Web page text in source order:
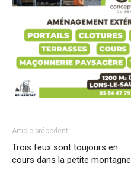
Article précédent
Trois feux sont toujours en
cours dans la petite montagne